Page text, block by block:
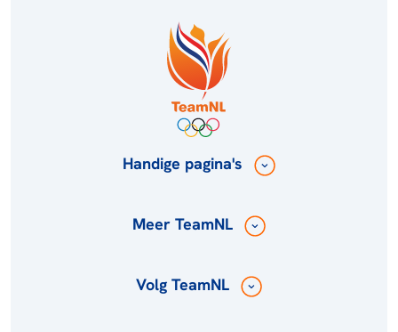
Handige pagina's
Meer TeamNL
Volg TeamNL